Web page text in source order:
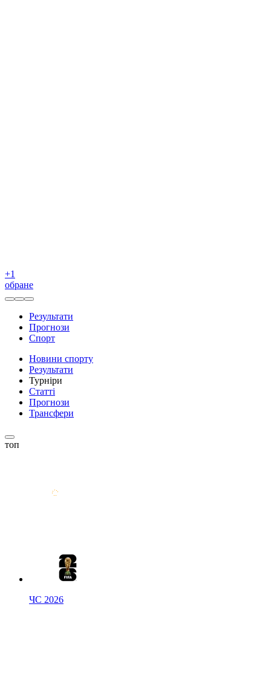
+1
обране
Результати
Прогнози
Спорт
Новини спорту
Результати
Турніри
Статті
Прогнози
Трансфери
топ
ЧС 2026